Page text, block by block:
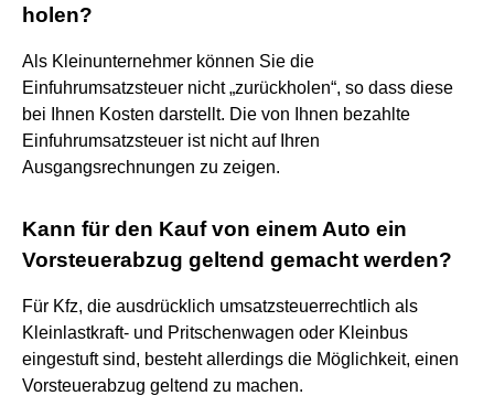
holen?
Als Kleinunternehmer können Sie die
Einfuhrumsatzsteuer nicht „zurückholen“, so dass diese
bei Ihnen Kosten darstellt. Die von Ihnen bezahlte
Einfuhrumsatzsteuer ist nicht auf Ihren
Ausgangsrechnungen zu zeigen.
Kann für den Kauf von einem Auto ein
Vorsteuerabzug geltend gemacht werden?
Für Kfz, die ausdrücklich umsatzsteuerrechtlich als
Kleinlastkraft- und Pritschenwagen oder Kleinbus
eingestuft sind, besteht allerdings die Möglichkeit, einen
Vorsteuerabzug geltend zu machen.